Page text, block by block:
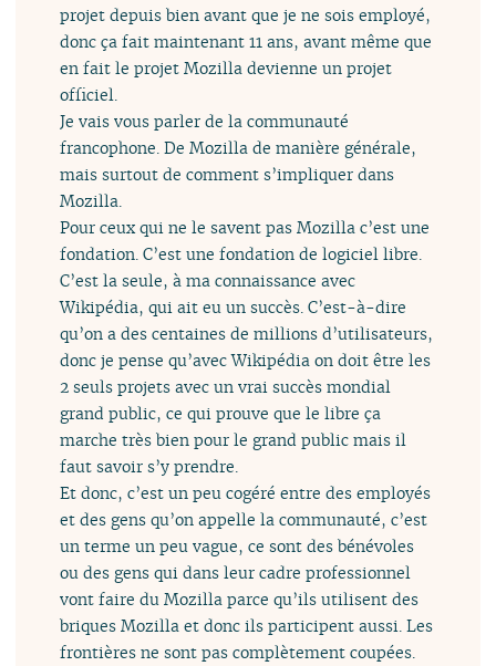
projet depuis bien avant que je ne sois employé,
donc ça fait maintenant 11 ans, avant même que
en fait le projet Mozilla devienne un projet
officiel.
Je vais vous parler de la communauté
francophone. De Mozilla de manière générale,
mais surtout de comment s’impliquer dans
Mozilla.
Pour ceux qui ne le savent pas Mozilla c’est une
fondation. C’est une fondation de logiciel libre.
C’est la seule, à ma connaissance avec
Wikipédia, qui ait eu un succès. C’est-à-dire
qu’on a des centaines de millions d’utilisateurs,
donc je pense qu’avec Wikipédia on doit être les
2 seuls projets avec un vrai succès mondial
grand public, ce qui prouve que le libre ça
marche très bien pour le grand public mais il
faut savoir s’y prendre.
Et donc, c’est un peu cogéré entre des employés
et des gens qu’on appelle la communauté, c’est
un terme un peu vague, ce sont des bénévoles
ou des gens qui dans leur cadre professionnel
vont faire du Mozilla parce qu’ils utilisent des
briques Mozilla et donc ils participent aussi. Les
frontières ne sont pas complètement coupées.